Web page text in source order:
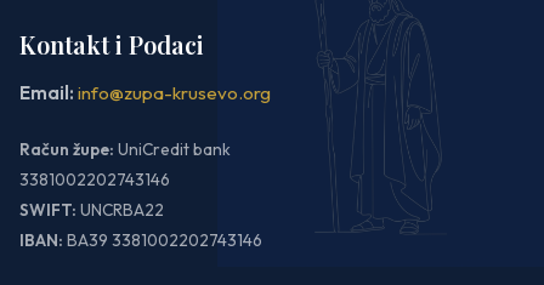
Kontakt i Podaci
Email: info@zupa-krusevo.org
Račun župe: UniCredit bank
3381002202743146
SWIFT: UNCRBA22
IBAN: BA39 3381002202743146